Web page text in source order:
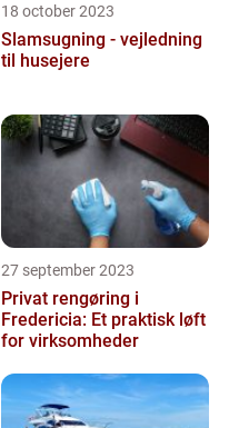
18 october 2023
Slamsugning - vejledning
til husejere
27 september 2023
Privat rengøring i
Fredericia: Et praktisk løft
for virksomheder